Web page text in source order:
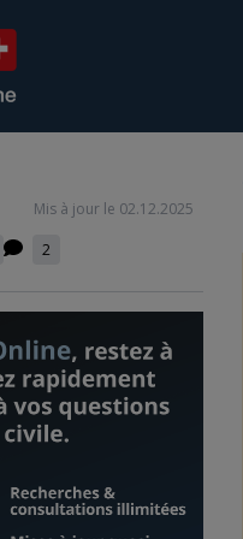
Mis à jour le 02.12.2025
2